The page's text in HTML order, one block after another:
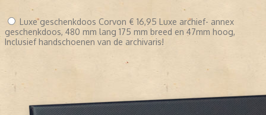
Luxe geschenkdoos Corvon € 16,95 Luxe archief- annex
geschenkdoos, 480 mm lang 175 mm breed en 47mm hoog,
Inclusief handschoenen van de archivaris!